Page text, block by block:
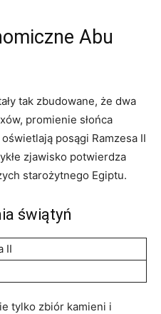
Abu
tak ‍zbudowane, że dwa
promienie słońca
⁤posągi Ramzesa II
zjawisko potwierdza
starożytnego Egiptu.
świątyń
II
tylko ​zbiór kamieni ​i